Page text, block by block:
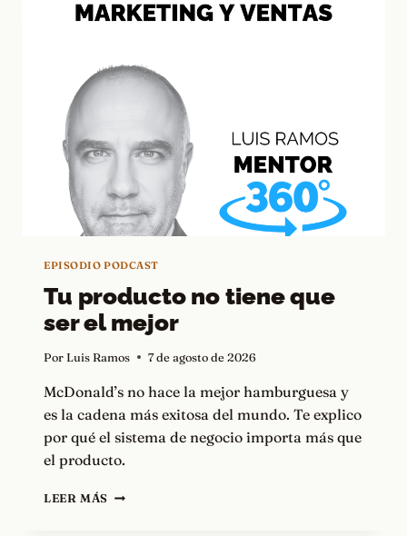
EPISODIO PODCAST
Tu producto no tiene que
ser el mejor
Por Luis Ramos 7 de agosto de 2026
McDonald’s no hace la mejor hamburguesa y
es la cadena más exitosa del mundo. Te explico
por qué el sistema de negocio importa más que
el producto.
LEER MÁS TU